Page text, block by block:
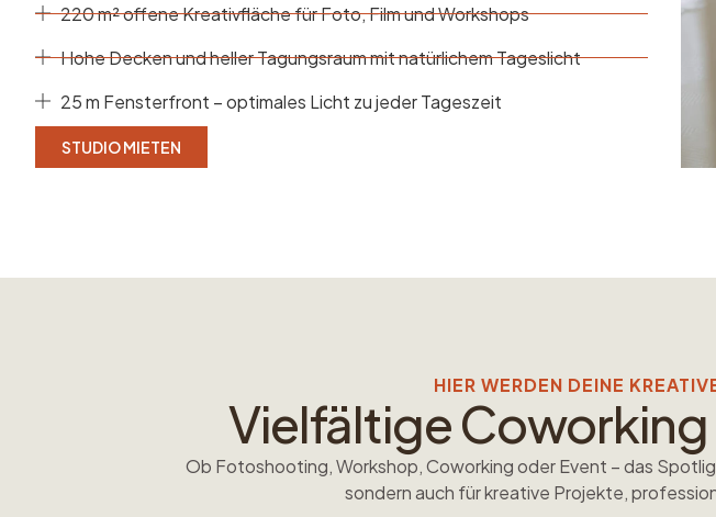
220 m² offene Kreativfläche für Foto, Film und Workshops
Hohe Decken und heller Tagungsraum mit natürlichem Tageslicht
25 m Fensterfront – optimales Licht zu jeder Tageszeit
STUDIO MIETEN
HIER WERDEN DEINE
Vielfältige
Ob Fotoshooting, Workshop, Coworking oder Event – das
sondern auch für kreative Projekte,